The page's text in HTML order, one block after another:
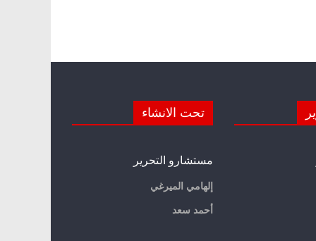
تحت الانشاء
مستشارو التحرير
إلهامي الميرغي
أحمد سعد